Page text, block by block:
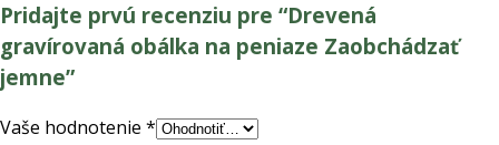
Pridajte prvú recenziu pre “Drevená
gravírovaná obálka na peniaze Zaobchádzať
jemne”
Vaše hodnotenie *